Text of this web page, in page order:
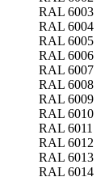
RAL 6003
RAL 6004
RAL 6005
RAL 6006
RAL 6007
RAL 6008
RAL 6009
RAL 6010
RAL 6011
RAL 6012
RAL 6013
RAL 6014